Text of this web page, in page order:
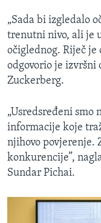
„Sada bi izgledalo
trenutni nivo, ali je
očiglednog. Riječ je
odgovorio je izvršni
Zuckerberg​.
„Usredsređeni smo
informacije koje
njihovo povjerenje.
konkurencije”,
Sundar Pichai.